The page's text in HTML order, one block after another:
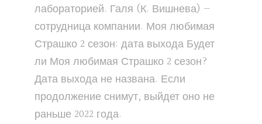
лабораторией. Галя (К. Вишнева) —
сотрудница компании. Моя любимая
Страшко 2 сезон: дата выхода Будет
ли Моя любимая Страшко 2 сезон?
Дата выхода не названа. Если
продолжение снимут, выйдет оно не
раньше 2022 года.